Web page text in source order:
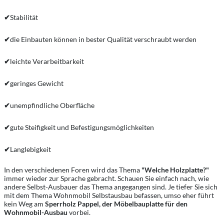
✔Stabilität
✔die Einbauten können in bester Qualität verschraubt werden
✔leichte Verarbeitbarkeit
✔geringes Gewicht
✔unempfindliche Oberfläche
✔gute Steifigkeit und Befestigungsmöglichkeiten
✔Langlebigkeit
In den verschiedenen Foren wird das Thema "Welche Holzplatte?"
immer wieder zur Sprache gebracht. Schauen Sie einfach nach, wie
andere Selbst-Ausbauer das Thema angegangen sind. Je tiefer Sie sich
mit dem Thema Wohnmobil Selbstausbau befassen, umso eher führt
kein Weg am Sperrholz Pappel, der Möbelbauplatte für den
Wohnmobil-Ausbau vorbei.